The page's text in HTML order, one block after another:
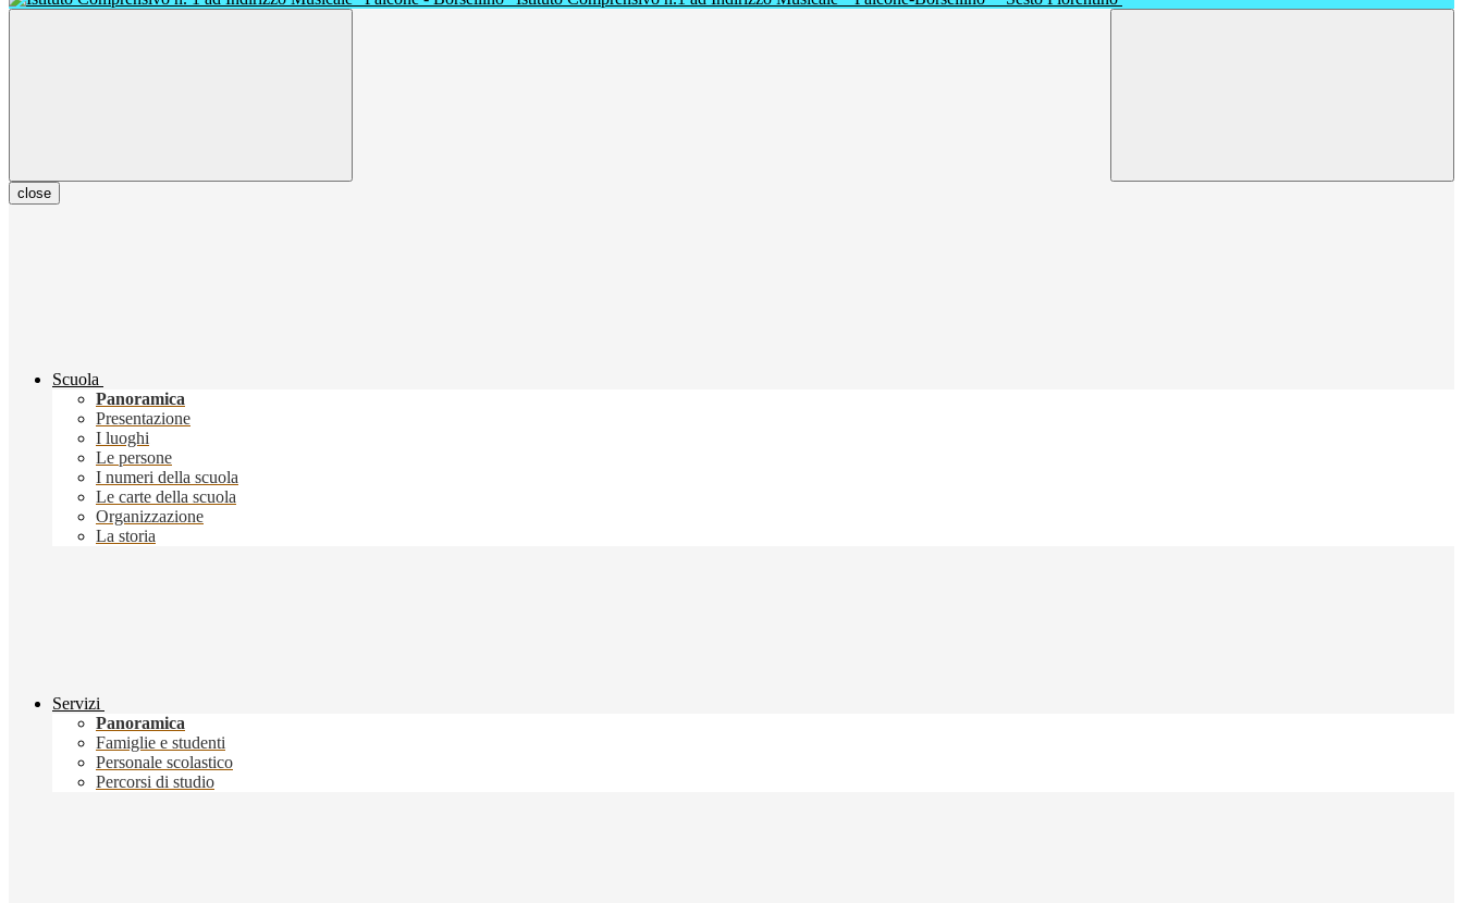
close
Scuola
Panoramica
Presentazione
I luoghi
Le persone
I numeri della scuola
Le carte della scuola
Organizzazione
La storia
Servizi
Panoramica
Famiglie e studenti
Personale scolastico
Percorsi di studio